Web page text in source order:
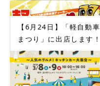
【6月24日】「軽自動車
まつり」に出店します！